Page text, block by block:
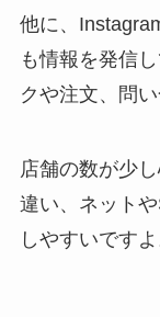
他に、
も情報を発信
クや注文、問い
店舗の数が少
違い、ネット
しやすいですよ